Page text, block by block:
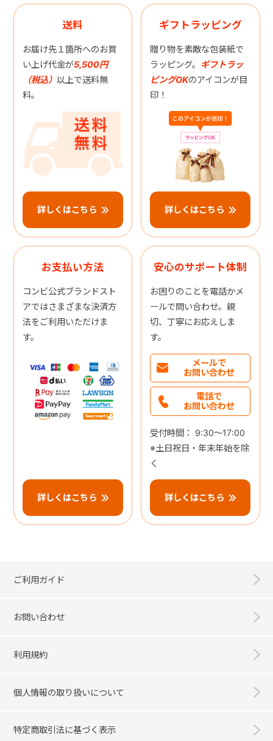
送料
お届け先１箇所へのお買
い上げ代金が5,500円
（税込） 以上で送料無
料。
詳しくはこちら
ギフトラッピング
贈り物を素敵な包装紙で
ラッピング。 ギフトラッ
ピングOKのアイコンが目
印！
詳しくはこちら
お支払い方法
コンビ公式ブランドスト
アではさまざまな決済方
法をご利用いただけま
す。
詳しくはこちら
安心のサポート体制
お困りのことを電話かメ
ールで問い合わせ。親
切、丁寧にお応えしま
す。
メールで
お問い合わせ
電話で
お問い合わせ
受付時間： 9:30～17:00
※土日祝日・年末年始を除
く
詳しくはこちら
ご利用ガイド
お問い合わせ
利用規約
個人情報の取り扱いについて
特定商取引法に基づく表示